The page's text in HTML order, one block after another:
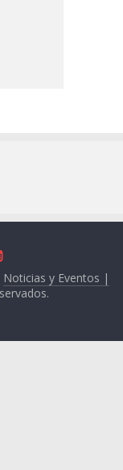
Noticias y Eventos |